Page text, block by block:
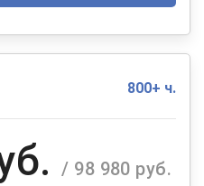
800+ ч.
/ 98 980 руб.